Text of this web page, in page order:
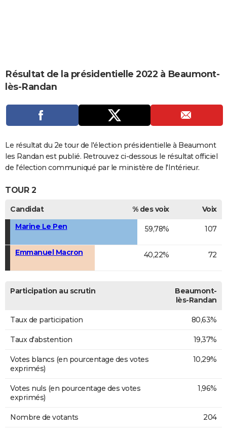
CARTE DE VOEUX
Carte de Noël
Carte Bonne année
Carte Saint-Valentin
Carte Pâques
Carte d'anniversaire
Dictionnaire
Biographies
Expressions
Proverbes
PROGRAMME TV
S'inscrire
Se connecter
Lycées
Collèges
Primaires
Universités
Entreprises
Service militaire
Avis de recherche
AVIS DE DÉCÈS
Bricolage
Lifestyle
Culture
Sport
Auto
Television
Voyage
Cinema
Résultat de la présidentielle 2022 à Beaumont-
lès-Randan
Le résultat du 2e tour de l'élection présidentielle à Beaumont
les Randan est publié. Retrouvez ci-dessous le résultat officiel
de l'élection communiqué par le ministère de l'Intérieur.
TOUR 2
Candidat % des voix
Voix
Marine Le Pen
59,78% 107
Emmanuel Macron 40,22% 72
Participation au scrutin
Beaumont-
lès-Randan
Taux de participation 80,63%
Taux d'abstention 19,37%
Votes blancs (en pourcentage des votes
exprimés)
10,29%
Votes nuls (en pourcentage des votes
exprimés)
1,96%
Nombre de votants 204